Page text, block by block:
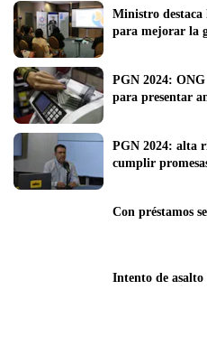
Ministro destaca
para mejorar la
PGN 2024:
para presentar
PGN 2024: alta
cumplir
Con préstamos
Intento de